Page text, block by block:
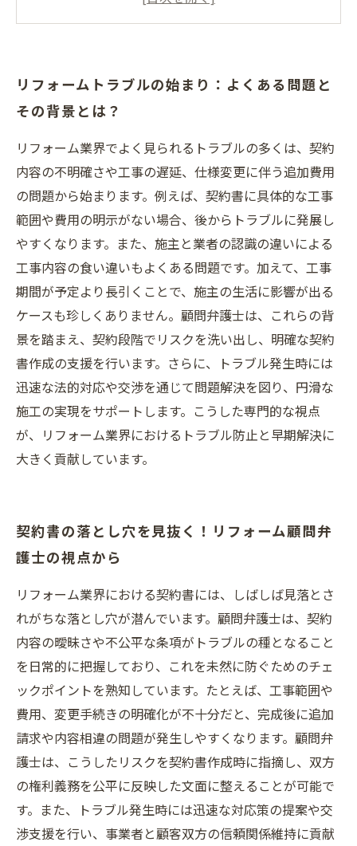
トラブル発生時の初動対応：迅速な解決のため
は？
リフォーム業界特有のトラブル対応術：顧問弁
護士が教えるポイント
安心してリフォームを進めるために知っておき
たいこと
リフォームトラブルの始まり：よくある問題と
その背景とは？
リフォーム業界でよく見られるトラブルの多くは、契約
内容の不明確さや工事の遅延、仕様変更に伴う追加費用
の問題から始まります。例えば、契約書に具体的な工事
範囲や費用の明示がない場合、後からトラブルに発展し
やすくなります。また、施主と業者の認識の違いによる
工事内容の食い違いもよくある問題です。加えて、工事
期間が予定より長引くことで、施主の生活に影響が出る
ケースも珍しくありません。顧問弁護士は、これらの背
景を踏まえ、契約段階でリスクを洗い出し、明確な契約
書作成の支援を行います。さらに、トラブル発生時には
迅速な法的対応や交渉を通じて問題解決を図り、円滑な
施工の実現をサポートします。こうした専門的な視点
が、リフォーム業界におけるトラブル防止と早期解決に
大きく貢献しています。
契約書の落とし穴を見抜く！リフォーム顧問弁
護士の視点から
リフォーム業界における契約書には、しばしば見落とさ
れがちな落とし穴が潜んでいます。顧問弁護士は、契約
内容の曖昧さや不公平な条項がトラブルの種となること
を日常的に把握しており、これを未然に防ぐためのチェ
ックポイントを熟知しています。たとえば、工事範囲や
費用、変更手続きの明確化が不十分だと、完成後に追加
請求や内容相違の問題が発生しやすくなります。顧問弁
護士は、こうしたリスクを契約書作成時に指摘し、双方
の権利義務を公平に反映した文面に整えることが可能で
す。また、トラブル発生時には迅速な対応策の提案や交
渉支援を行い、事業者と顧客双方の信頼関係維持に貢献